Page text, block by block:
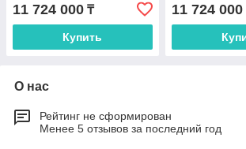
11 724 000 ₸
Купить
11 724 000
О нас
Рейтинг не сформирован
Менее 5 отзывов за последний год